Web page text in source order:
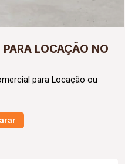
LOCAÇÃO NO
para Locação ou